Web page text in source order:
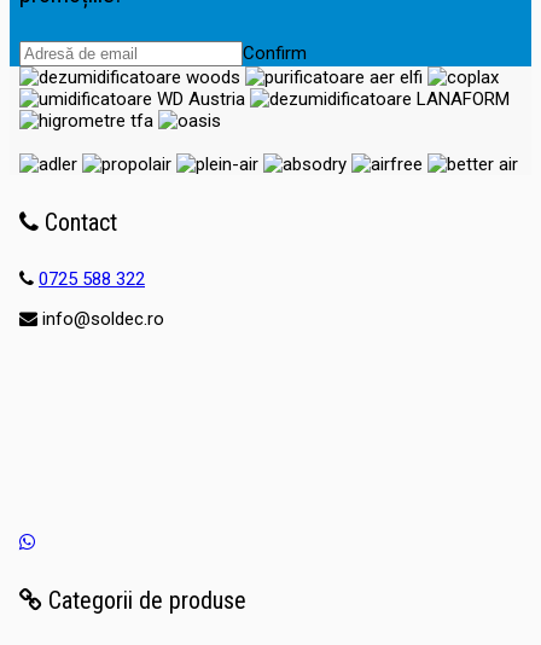
Confirm
Contact
0725 588 322
info@soldec.ro
Categorii de produse